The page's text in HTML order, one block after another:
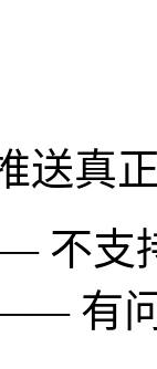
送真
不支
有